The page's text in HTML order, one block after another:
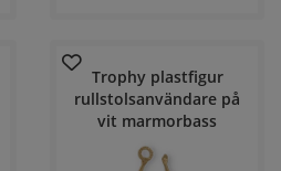
Trophy plastfigur
rullstolsanvändare på
vit marmorbass